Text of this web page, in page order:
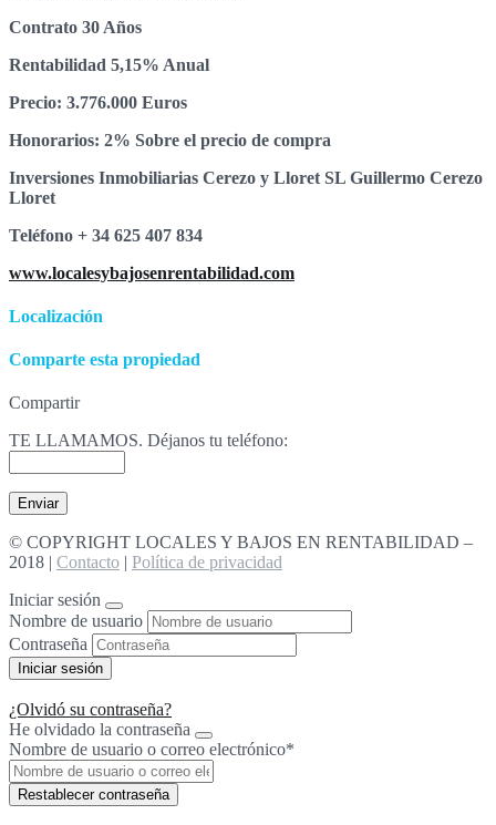
Contrato 30 Años
Rentabilidad 5,15% Anual
Precio: 3.776.000 Euros
Honorarios: 2% Sobre el precio de compra
Inversiones Inmobiliarias Cerezo y Lloret SL Guillermo Cerezo
Lloret
Teléfono + 34 625 407 834
www.localesybajosenrentabilidad.com
Localización
Comparte esta propiedad
Compartir
TE LLAMAMOS. Déjanos tu teléfono:
© COPYRIGHT LOCALES Y BAJOS EN RENTABILIDAD –
2018 | Contacto | Política de privacidad
Iniciar sesión
Nombre de usuario
Contraseña
¿Olvidó su contraseña?
He olvidado la contraseña
Nombre de usuario o correo electrónico*